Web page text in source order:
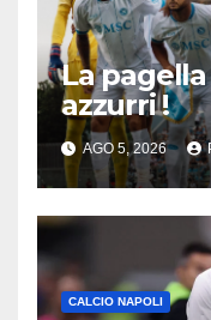
La
azzurri !
AGO 5, 2026
CALCIO NAPOLI